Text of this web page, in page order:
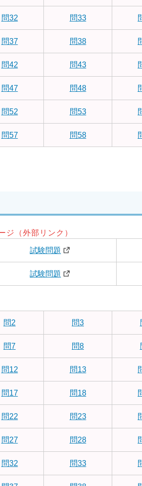
問32 問33
問37 問38
問42 問43
問47 問48
問52 問53
問57 問58
ジ（外部リンク）
試験問題
試験問題
問2 問3
問7 問8
問12 問13
問17 問18
問22 問23
問27 問28
問32 問33